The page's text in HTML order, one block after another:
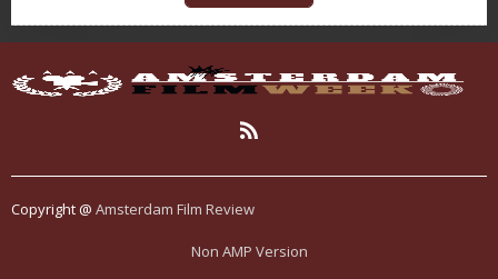
Copyright @ Amsterdam Film Review
Non AMP Version